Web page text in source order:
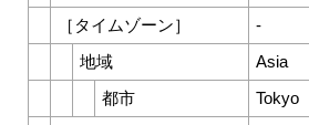
［ タイムゾーン］ -
地域 Asia
都市 Tokyo